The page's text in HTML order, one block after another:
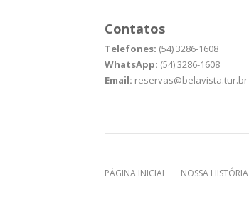
Contatos
Telefones: (54) 3286-1608
WhatsApp: (54) 3286-1608
Email: reservas@belavista.tur.br
PÁGINA INICIAL NOSSA HISTÓRIA